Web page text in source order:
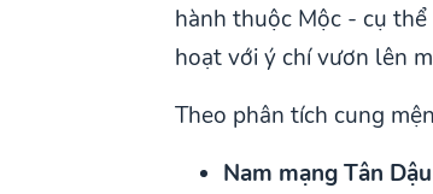
hành thuộc Mộc - cụ
hoạt với ý chí vươn lên
Theo phân tích cung
Nam mạng Tân